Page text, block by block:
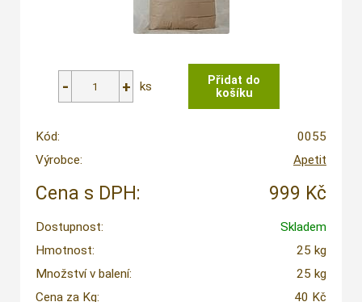
ks
Kód:
0055
Výrobce:
Apetit
Cena s DPH: 999 Kč
Dostupnost:
Skladem
Hmotnost:
25 kg
Množství v balení:
25 kg
Cena za Kg:
40 Kč